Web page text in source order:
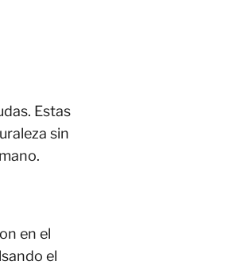
Estas
sin
en el
el